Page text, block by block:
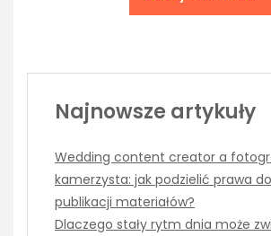
Najnowsze artykuły
Wedding content creator a
kamerzysta: jak podzielić prawa
publikacji materiałów?
Dlaczego stały rytm dnia może